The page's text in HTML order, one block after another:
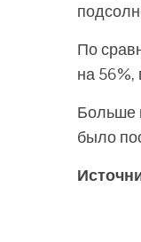
По
на 56%,
Больше
было